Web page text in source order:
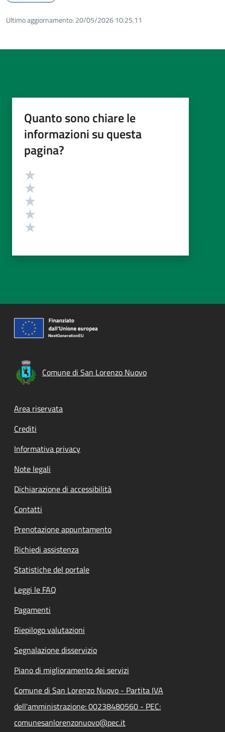
Ultimo aggiornamento: 20/05/2026 10:25.11
Quanto sono chiare le
informazioni su questa
pagina?
Valutazione
Comune di San Lorenzo Nuovo
Footer menu
Area riservata
Crediti
Informativa privacy
Note legali
Dichiarazione di accessibilità
Contatti
Prenotazione appuntamento
Richiedi assistenza
Statistiche del portale
Leggi le FAQ
Pagamenti
Riepilogo valutazioni
Segnalazione disservizio
Piano di miglioramento dei servizi
Comune di San Lorenzo Nuovo - Partita IVA
dell'amministrazione: 00238480560 - PEC:
comunesanlorenzonuovo@pec.it